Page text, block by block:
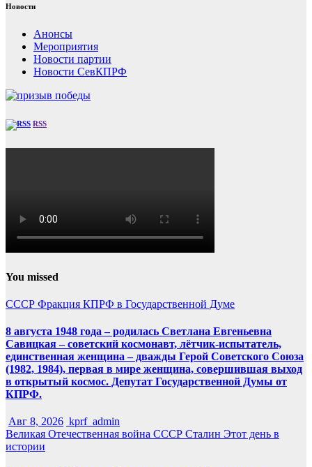
Новости
Анонсы
Мероприятия
Новости партии
Новости СевКПРФ
RSS
You missed
СССР Фракция КПРФ в Государственной Думе
8 августа 1948 года – родилась Светлана Евгеньевна
Савицкая – советский космонавт, лётчик-испытатель,
единственная женщина – дважды Герой Советского Союза
(1982, 1984), первая в мире женщина, совершившая выход
в открытый космос. Депутат Государственной Думы от
КПРФ.
Авг 8, 2026 kprf_admin
Великая Отечественная война СССР Сталин Этот день в
истории